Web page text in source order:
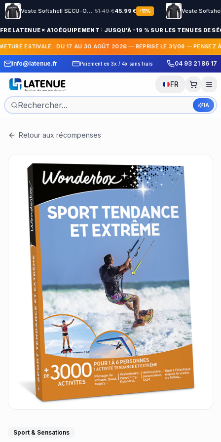
Veste Softshell SÉCU-ONE HV-TAPE Sécurité Privée noir 51.49€45.99€ -11%
LATENUE × A10 ÉQUIPEMENT : JUSQU'À -19 % SUR LES TENUES DE
ESTIVALE : DU 17 AU 30 AOÛT 2026 — REPRISE LE 31/08 — PENSEZ
info@latenue.fr
en France et
Paiement en 3x / 4x sans frais
30 jours pour
04 93 21 86 17
FR
IA
Retour aux récompenses
Sport & Sensations